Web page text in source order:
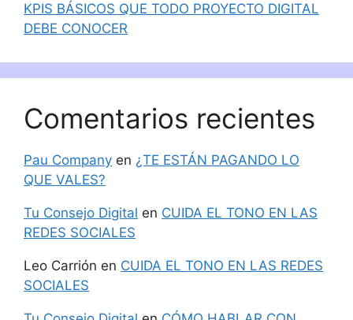
KPIS BÁSICOS QUE TODO PROYECTO DIGITAL
DEBE CONOCER
Comentarios recientes
Pau Company en ¿TE ESTÁN PAGANDO LO
QUE VALES?
Tu Consejo Digital en CUIDA EL TONO EN LAS
REDES SOCIALES
Leo Carrión en CUIDA EL TONO EN LAS REDES
SOCIALES